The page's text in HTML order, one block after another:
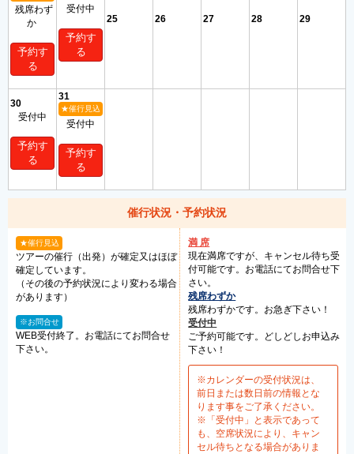
残席わず
か
予約す
る
受付中
予約す
る
25 26 27 28 29
30
受付中
予約す
る
31
★催行見込
受付中
予約す
る
催行状況・予約状況
★催行見込
ツアーの催行（出発）が確定又はほぼ
確定しています。
（その後の予約状況により変わる場合
があります）
※お問合せ
WEB受付終了。お電話にてお問合せ
下さい。
満 席
現在満席ですが、キャンセル待ち受
付可能です。お電話にてお問合せ下
さい。
残席わずか
残席わずかです。お急ぎ下さい！
受付中
ご予約可能です。どしどしお申込み
下さい！
※カレンダーの受付状況は、
前日または数日前の情報とな
ります事をご了承ください。
※「受付中」と表示であって
も、空席状況により、キャン
セル待ちとなる場合がありま